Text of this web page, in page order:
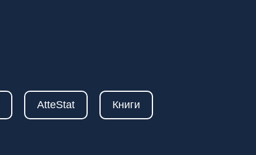
AtteStat Книги